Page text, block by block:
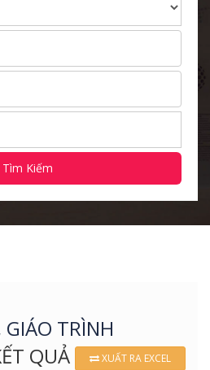
Tìm Kiếm
GIÁO TRÌNH
QUẢ
XUẤT RA EXCEL